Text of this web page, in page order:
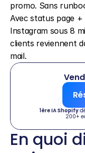
promo. Sans
Avec status page
Instagram sous 8
clients reviennent
mail.
1ère IA Shopify
200+
En quoi